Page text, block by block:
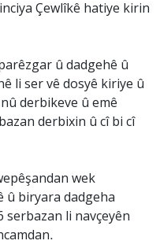
Çewlîkê hatiye kirin
û dadgehê û
li ser vê dosyê kiriye û
derbikeve û emê
derbixin û cî bi cî
wek
û biryara dadgeha
li navçeyên